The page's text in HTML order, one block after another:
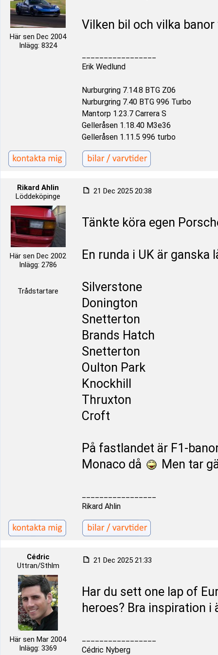
Här sen Dec 2004
Inlägg: 8324
Vilken bil och vilka banor
Erik Wedlund
Nurburgring 7.14.8 BTG Z06
Nurburgring 7.40 BTG 996 Turbo
Mantorp 1.23.7 Carrera S
Gelleråsen 1.18.40 M3e36
Gelleråsen 1.11.5 996 turbo
Rikard Ahlin
Löddeköpinge
Här sen Dec 2002
Inlägg: 2786
Trådstartare
21 Dec 2025 20:38
Tänkte köra egen
En runda i UK är
Silverstone
Donington
Snetterton
Brands Hatch
Snetterton
Oulton Park
Knockhill
Thruxton
Croft
På fastlandet är F1-
Monaco då
Men tar
Rikard Ahlin
Cédric
Uttran/Sthlm
Här sen Mar 2004
Inlägg: 3369
21 Dec 2025 21:33
Har du sett one lap of
heroes? Bra inspiration i
Cédric Nyberg